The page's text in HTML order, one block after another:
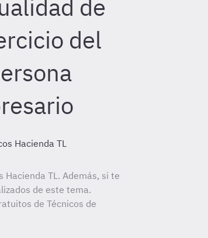
de
del
Hacienda TL
Hacienda TL. Además, si te
de este tema.
de Técnicos de